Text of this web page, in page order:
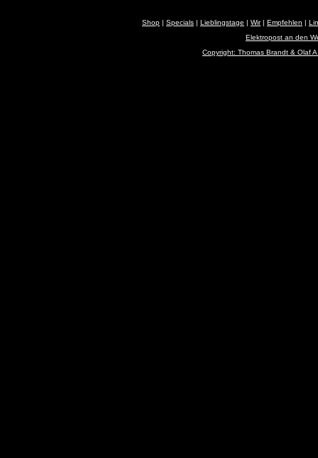
Shop | Specials | Lieblingstage | Wir| Empfehlen |
Elektropost an den
Copyright: Thomas Brandt & Olaf